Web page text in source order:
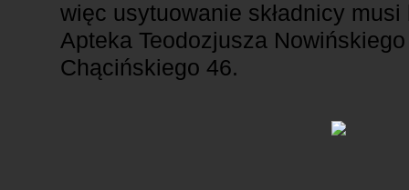
więc usytuowanie składnicy
Apteka Teodozjusza Nowińskiego
Chącińskiego 46.